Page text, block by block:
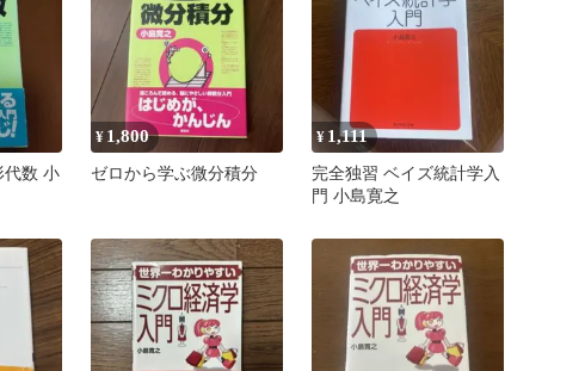
代数 小
¥ 1,800
ゼロから学ぶ微分積分
¥ 1,111
完全独習 ベイズ統計学入
門 小島寛之